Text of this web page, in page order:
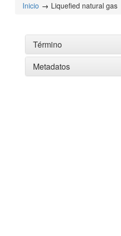
Inicio Liquefied natural gas
Término
Metadatos